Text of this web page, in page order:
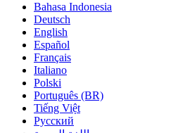
Bahasa Indonesia
Deutsch
English
Español
Français
Italiano
Polski
Português (BR)
Tiếng Việt
Русский